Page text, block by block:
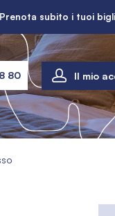
subito i tuoi
80 Il mio